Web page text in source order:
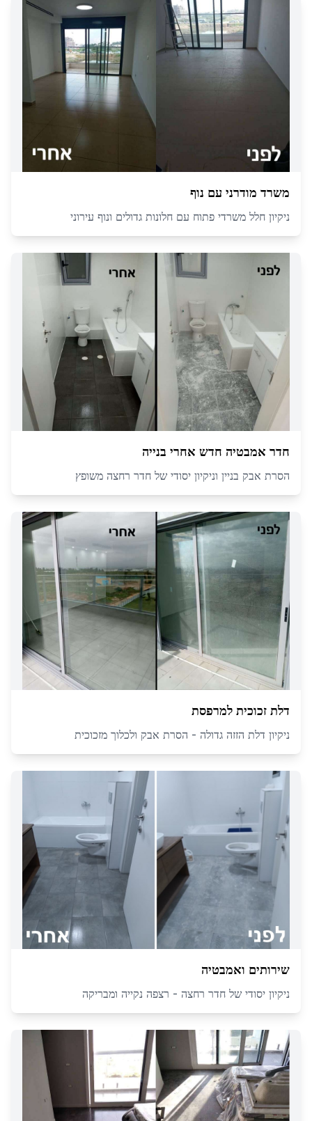
משרד מודרני עם נוף
ניקיון חלל משרדי פתוח עם חלונות גדולים ונוף עירוני
חדר אמבטיה חדש אחרי בנייה
הסרת אבק בניין וניקיון יסודי של חדר רחצה משופץ
דלת זכוכית למרפסת
ניקיון דלת הזזה גדולה - הסרת אבק ולכלוך מזכוכית
שירותים ואמבטיה
ניקיון יסודי של חדר רחצה - רצפה נקייה ומבריקה